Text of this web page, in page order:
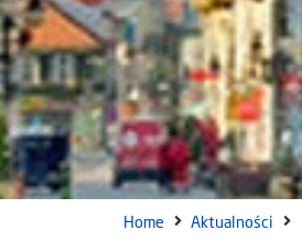
Home Aktualności